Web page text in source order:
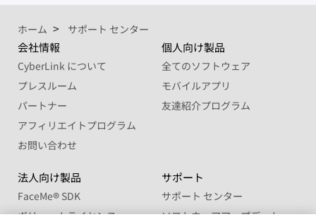
ホーム サポート センター
会社情報
CyberLink について
プレスルーム
パートナー
アフィリエイトプログラム
お問い合わせ
個人向け製品
全てのソフトウェア
モバイルアプリ
友達紹介プログラム
法人向け製品
FaceMe® SDK
サポート
サポート センター